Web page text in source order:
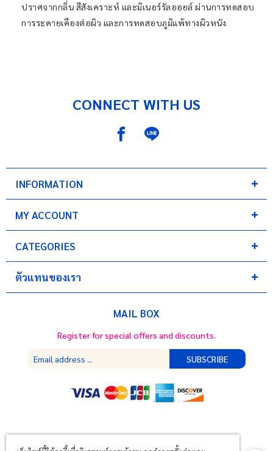
ปราศจากกลิ่น สีสังเคราะห์ และมิเนอร์รัลออยล์ ผ่านการทดสอบ
การระคายเคืองต่อผิว และการทดสอบภูมิแพ้ทางผิวหนัง
CONNECT WITH US
INFORMATION
MY ACCOUNT
CATEGORIES
ตัวแทนของเรา
MAIL BOX
Register for special offers and discounts.
SUBSCRIBE